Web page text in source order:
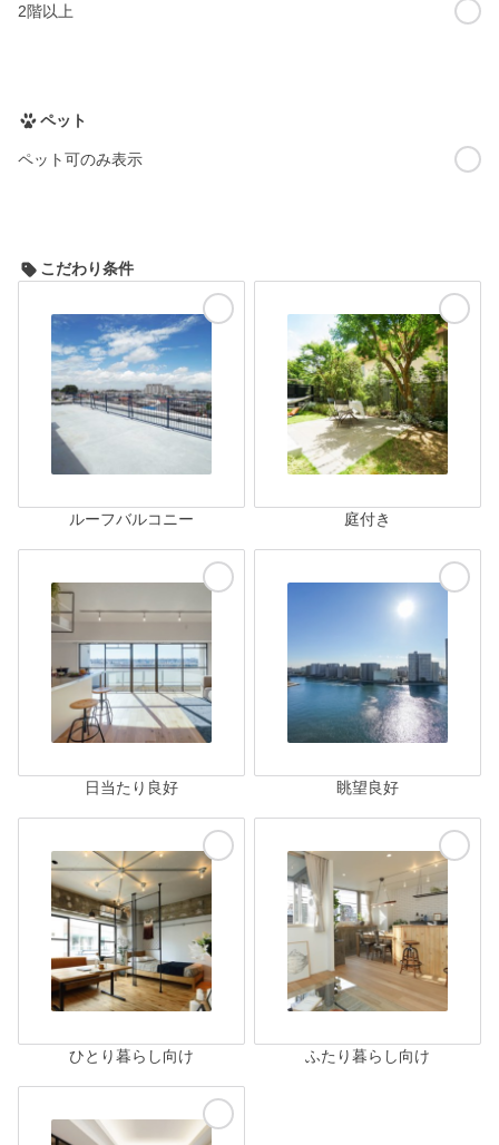
2階以上
ペット
ペット可のみ表示
こだわり条件
ルーフバルコニー 庭付き
日当たり良好 眺望良好
ひとり暮らし向け ふたり暮らし向け